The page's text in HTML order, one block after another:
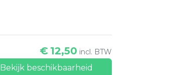
€ 12,50 incl. BTW
Bekijk beschikbaarheid